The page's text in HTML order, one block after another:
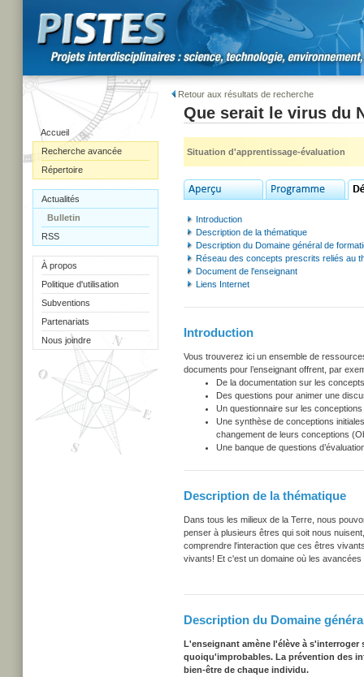
Accueil
Recherche avancée
Répertoire
Actualités
Bulletin
RSS
À propos
Politique d'utilisation
Subventions
Partenariats
Nous joindre
Retour aux résultats de recherche
Que serait le virus du
Situation d'apprentissage-évaluation
Introduction
Description de la thématique
Description du Domaine général de
Réseau des concepts prescrits reliés au
Document de l'enseignant
Liens Internet
Introduction
Vous trouverez ici un ensemble de
documents pour l’enseignant offrent, par
De la documentation sur les
Des questions pour animer une
Un questionnaire sur les
Une synthèse de conceptions
changement de leurs conceptions
Une banque de questions
Description de la thématique
Dans tous les milieux de la Terre, nous
penser à plusieurs êtres qui soit nous
comprendre l'interaction que ces êtres
vivants! Et c'est un domaine où les
Description du Domaine
L'enseignant amène l'élève à
quoiqu'improbables. La prévention des
bien-être de chaque individu.